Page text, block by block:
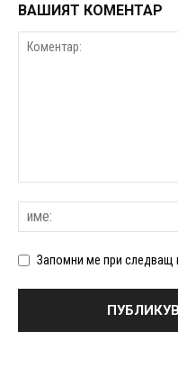
ВАШИЯТ КОМЕНТАР
Запомни ме при следващ